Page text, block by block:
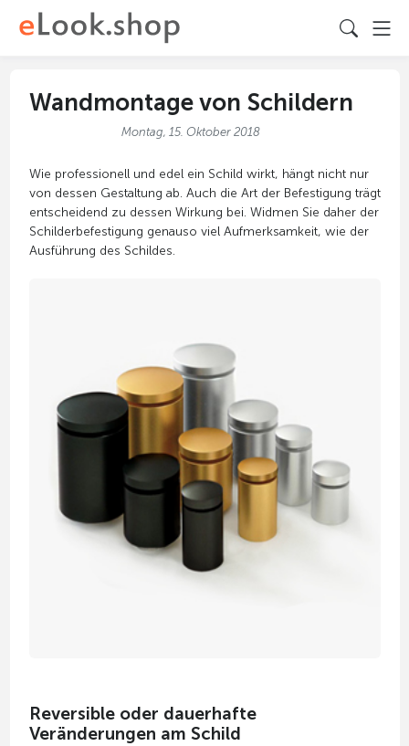
Wandmontage von Schildern
Montag, 15. Oktober 2018
Wie professionell und edel ein Schild wirkt, hängt nicht nur
von dessen Gestaltung ab. Auch die Art der Befestigung trägt
entscheidend zu dessen Wirkung bei. Widmen Sie daher der
Schilderbefestigung genauso viel Aufmerksamkeit, wie der
Ausführung des Schildes.
Reversible oder dauerhafte
Veränderungen am Schild